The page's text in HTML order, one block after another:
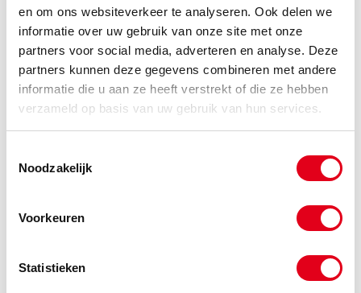
en om ons websiteverkeer te analyseren. Ook delen we
informatie over uw gebruik van onze site met onze
partners voor social media, adverteren en analyse. Deze
partners kunnen deze gegevens combineren met andere
informatie die u aan ze heeft verstrekt of die ze hebben
verzameld op basis van uw gebruik van hun services.
Noodzakelijk
Voorkeuren
Statistieken